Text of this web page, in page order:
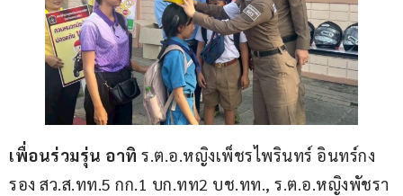
เพื่อนร่วมรุ่น อาทิ ร.ต.อ.หญิงเพ็ชรไพรินทร์ อินทร์กง
รอง สว.ส.ทท.5 กก.1 บก.ทท2 บช.ทท., ร.ต.อ.หญิงพัชรา